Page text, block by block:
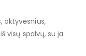
aktyvesnius,
visų spalvų, su ja